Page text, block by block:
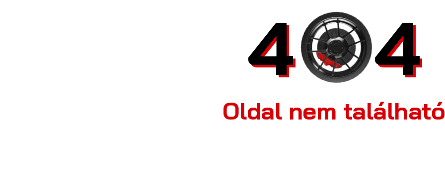
4 4
Oldal nem található